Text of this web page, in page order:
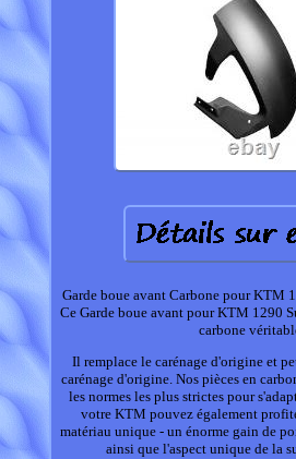
Garde boue avant Carbone pour KTM
Ce Garde boue avant pour KTM 1290
carbone
Il remplace le carénage d'origine et
carénage d'origine. Nos pièces en
les normes les plus strictes pour
votre KTM pouvez également
matériau unique - un énorme gain de
ainsi que l'aspect unique de la